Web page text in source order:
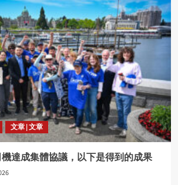
文章 | 文章
達成集體協議，以下是得到的成果